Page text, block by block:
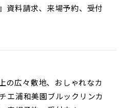
資料請求、来場予約、受付
の広々敷地、おしゃれなカ
エ浦和美園ブルックリンカ